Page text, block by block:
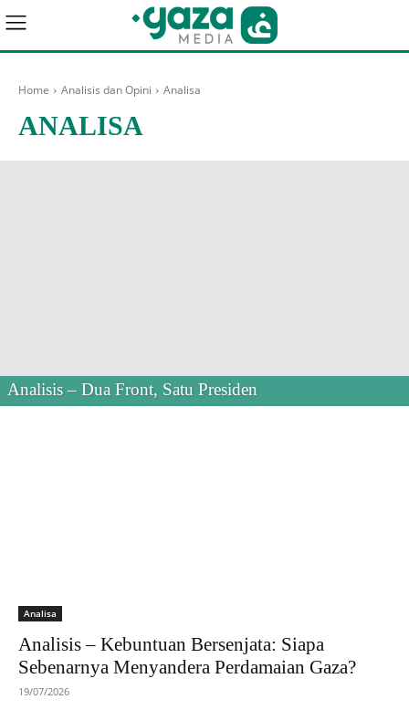
Home Analisis dan Opini Analisa
ANALISA
Analisis – Dua Front, Satu Presiden
Analisa
Analisis – Kebuntuan Bersenjata: Siapa
Sebenarnya Menyandera Perdamaian Gaza?
19/07/2026